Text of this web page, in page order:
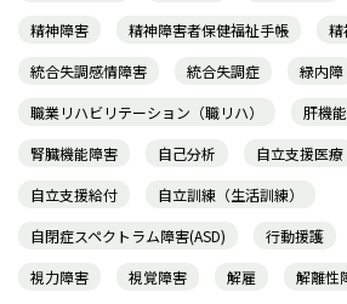
精神障害
精神障害者保健福祉手帳
精
統合失調感情障害
統合失調症 緑内障
職業リハビリテーション（職リハ）
肝機
腎臓機能障害
自己分析 自立支援医療
自立支援給付
自立訓練（生活訓練）
自閉症スペクトラム障害(ASD)
行動援護
視力障害
視覚障害 解雇 解離性